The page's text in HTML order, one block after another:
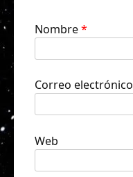
Nombre*
Correo electrónico
Web